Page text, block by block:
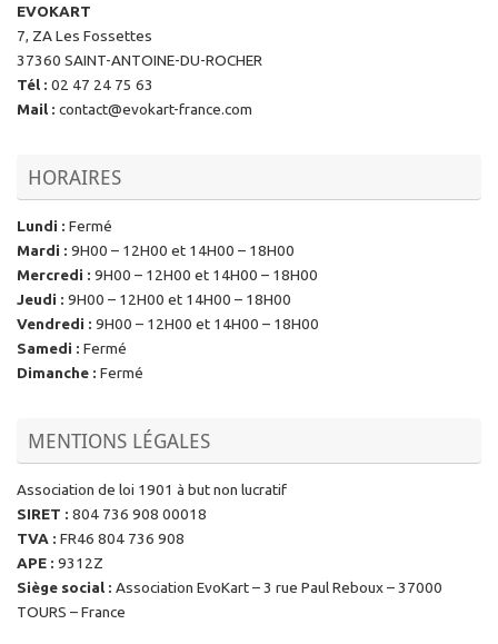
EVOKART
7, ZA Les Fossettes
37360 SAINT-ANTOINE-DU-ROCHER
Tél : 02 47 24 75 63
Mail : contact@evokart-france.com
HORAIRES
Lundi : Fermé
Mardi : 9H00 – 12H00 et 14H00 – 18H00
Mercredi : 9H00 – 12H00 et 14H00 – 18H00
Jeudi : 9H00 – 12H00 et 14H00 – 18H00
Vendredi : 9H00 – 12H00 et 14H00 – 18H00
Samedi : Fermé
Dimanche : Fermé
MENTIONS LÉGALES
Association de loi 1901 à but non lucratif
SIRET : 804 736 908 00018
TVA : FR46 804 736 908
APE : 9312Z
Siège social : Association EvoKart – 3 rue Paul Reboux – 37000
TOURS – France